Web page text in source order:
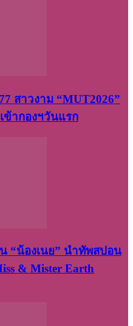
สาวงาม “MUT2026”
ข้ากองฯวันแรก
“น้องเนย” นำทัพสปอน
& Mister Earth